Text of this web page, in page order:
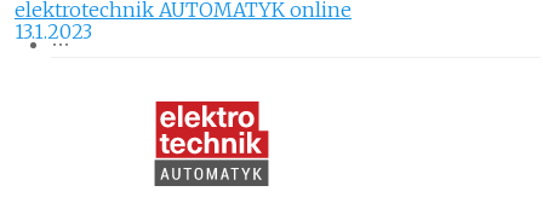
elektrotechnik AUTOMATYK online
13.1.2023